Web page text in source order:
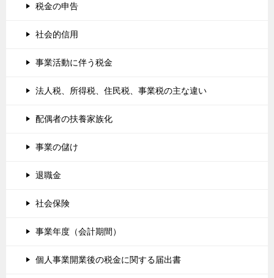
税金の申告
社会的信用
事業活動に伴う税金
法人税、所得税、住民税、事業税の主な違い
配偶者の扶養家族化
事業の儲け
退職金
社会保険
事業年度（会計期間）
個人事業開業後の税金に関する届出書